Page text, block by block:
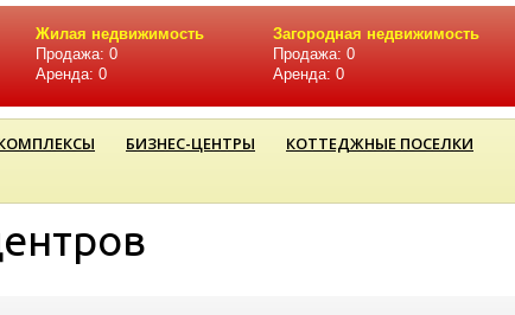
Жилая недвижимость
Продажа: 0
Аренда: 0
Загородная недвижимость
Продажа: 0
Аренда: 0
БИЗНЕС-ЦЕНТРЫ
КОТТЕДЖНЫЕ ПОСЕЛКИ